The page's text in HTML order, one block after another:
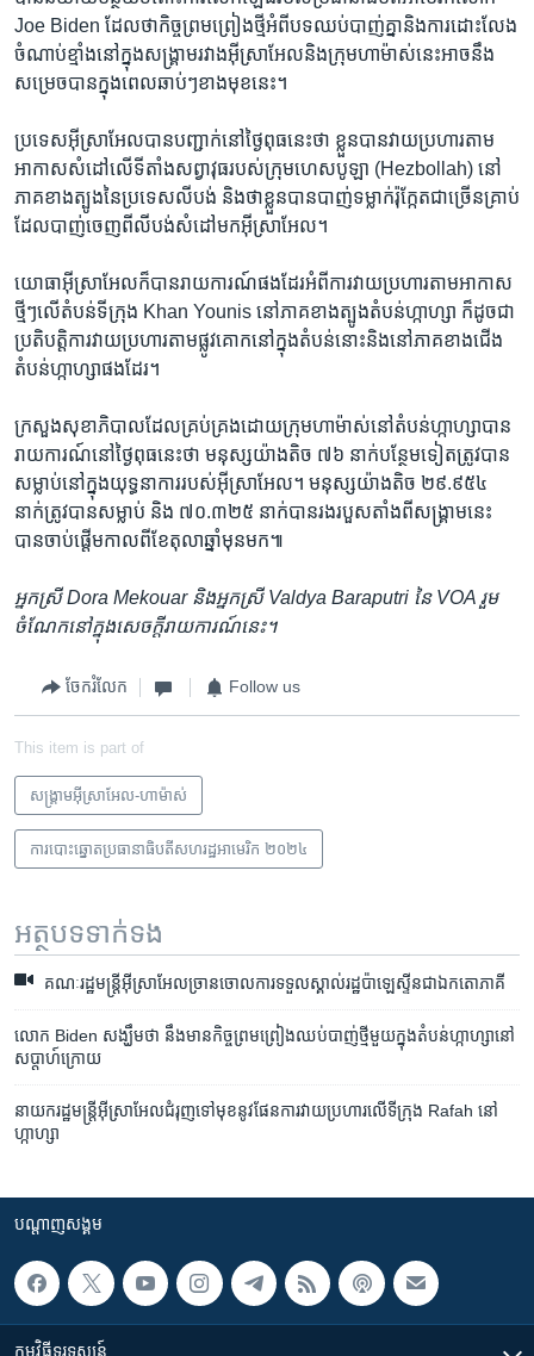
Joe Biden ដែល​ថា​កិច្ច​ព្រមព្រៀង​ថ្មី​អំពី​បទឈប់បាញ់​គ្នា​និង​ការ​ដោះលែង​
ចំណាប់ខ្មាំង​នៅ​ក្នុង​សង្គ្រាម​រវាង​អ៊ីស្រាអែល​និង​ក្រុម​ហាម៉ាស់​នេះ​អាច​នឹង​
សម្រេច​បាន​ក្នុង​ពេល​ឆាប់ៗ​ខាងមុខ​នេះ។​
ប្រទេស​អ៊ីស្រាអែល​បាន​បញ្ជាក់​នៅ​ថ្ងៃ​ពុធ​នេះ​ថា ខ្លួន​បាន​វាយប្រហារ​តាម​
អាកាស​សំដៅ​លើ​ទីតាំង​សព្វាវុធ​របស់​ក្រុម​ហេសបូឡា (Hezbollah) នៅ​
ភាគ​ខាងត្បូង​នៃ​ប្រទេស​លីបង់ និង​ថា​ខ្លួន​បាន​បាញ់​ទម្លាក់​រ៉ុក្កែត​ជាច្រើន​គ្រាប់​
ដែល​បាញ់​ចេញ​ពី​លីបង់​សំដៅ​មក​អ៊ីស្រាអែល។
យោធា​អ៊ីស្រាអែល​ក៏​បាន​រាយការណ៍​ផងដែរ​អំពី​ការ​វាយប្រហារ​តាម​អាកាស​
ថ្មីៗ​លើ​តំបន់​ទីក្រុង Khan Younis នៅ​ភាគ​ខាងត្បូង​តំបន់​ហ្កាហ្សា ក៏​ដូចជា​
ប្រតិបត្តិការ​វាយ​ប្រហារ​តាម​ផ្លូវគោក​នៅ​ក្នុង​តំបន់​នោះ​និង​នៅ​ភាគ​ខាងជើង​
តំបន់​ហ្កាហ្សា​ផងដែរ។
ក្រសួង​សុខាភិបាល​ដែល​គ្រប់គ្រង​ដោយ​ក្រុម​ហាម៉ាស់​នៅ​តំបន់​ហ្កាហ្សា​បាន​
រាយការណ៍​នៅ​ថ្ងៃ​ពុធ​នេះ​ថា មនុស្ស​យ៉ាង​តិច ៧៦ នាក់​បន្ថែម​ទៀត​ត្រូវ​បាន​
សម្លាប់​នៅ​ក្នុង​យុទ្ធនាការ​របស់​អ៊ីស្រាអែល។ មនុស្ស​យ៉ាងតិច ២៩.៩៥៤
នាក់​ត្រូវបាន​សម្លាប់ និង ៧០.៣២៥ នាក់​បាន​រង​របួស​តាំងពី​សង្គ្រាម​នេះ​
បាន​ចាប់ផ្ដើម​កាលពី​ខែ​តុលា​ឆ្នាំ​មុន​មក៕
អ្នកស្រីDora Mekouar និង​អ្នកស្រី Valdya Baraputri នៃ VOA រួម​
ចំណែក​នៅ​ក្នុង​សេចក្ដី​រាយការណ៍​នេះ។
ចែករំលែក Follow us
This item is part of
សង្គ្រាម​អ៊ីស្រាអែល-ហាម៉ាស់
ការបោះឆ្នោតប្រធានាធិបតីសហរដ្ឋអាមេរិក ២០២៤
អត្ថបទ​ទាក់ទង
គណៈរដ្ឋមន្ត្រីអ៊ីស្រាអែលច្រានចោលការទទួលស្គាល់រដ្ឋប៉ាឡេស្ទីនជាឯកតោភាគី
លោក Biden សង្ឃឹមថា នឹងមានកិច្ចព្រមព្រៀងឈប់បាញ់ថ្មីមួយក្នុងតំបន់ហ្កាហ្សានៅ
សប្តាហ៍ក្រោយ
នាយក​រដ្ឋមន្ត្រី​អ៊ីស្រាអែល​ជំរុញ​ទៅមុខ​នូវ​ផែនការ​វាយប្រហារ​លើ​ទីក្រុង Rafah នៅ​
ហ្កាហ្សា
បណ្តាញ​សង្គម
កម្មវិធី​ទូរទស្សន៍